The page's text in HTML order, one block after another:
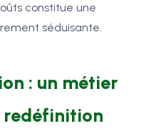
constitue une
séduisante.
: un métier
redéfinition